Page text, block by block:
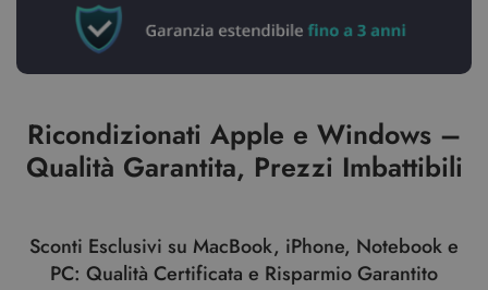
Ricondizionati Apple e Windows –
Qualità Garantita, Prezzi Imbattibili
Sconti Esclusivi su MacBook, iPhone, Notebook e
PC: Qualità Certificata e Risparmio Garantito